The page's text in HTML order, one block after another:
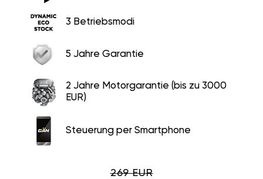
3 Betriebsmodi
5 Jahre Garantie
2 Jahre Motorgarantie (bis zu 3000
EUR)
Steuerung per Smartphone
269 EUR